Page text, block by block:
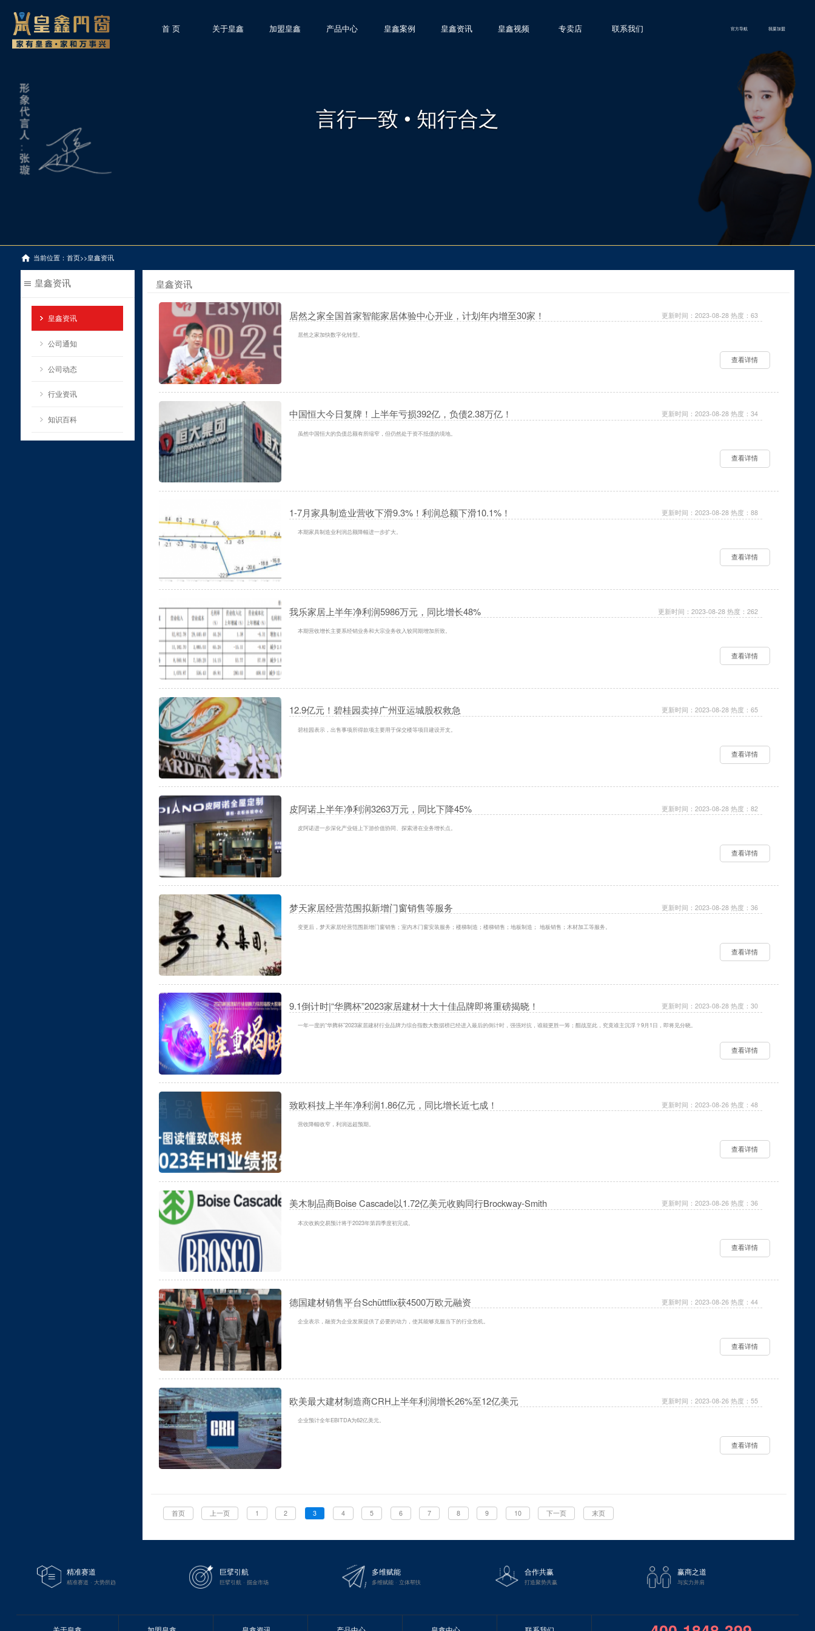
首 页 关于皇鑫 加盟皇鑫 产品中心 皇鑫案例 皇鑫资讯 皇鑫视频 专卖店 联系我们 官方导航 我要加盟
言行一致 • 知行合之
当前位置： 首页>>皇鑫资讯
皇鑫资讯
皇鑫资讯
公司通知
公司动态
行业资讯
知识百科
皇鑫资讯
居然之家全国首家智能家居体验中心开业，计划年内增至30家！ 更新时间：2023-08-28 热度：63
居然之家加快数字化转型。
查看详情
中国恒大今日复牌！上半年亏损392亿，负债2.38万亿！ 更新时间：2023-08-28 热度：34
虽然中国恒大的负债总额有所缩窄，但仍然处于资不抵债的境地。
查看详情
1-7月家具制造业营收下滑9.3%！利润总额下滑10.1%！ 更新时间：2023-08-28 热度：88
本期家具制造业利润总额降幅进一步扩大。
查看详情
我乐家居上半年净利润5986万元，同比增长48% 更新时间：2023-08-28 热度：262
本期营收增长主要系经销业务和大宗业务收入较同期增加所致。
查看详情
12.9亿元！碧桂园卖掉广州亚运城股权救急 更新时间：2023-08-28 热度：65
碧桂园表示，出售事项所得款项主要用于保交楼等项目建设开支。
查看详情
皮阿诺上半年净利润3263万元，同比下降45% 更新时间：2023-08-28 热度：82
皮阿诺进一步深化产业链上下游价值协同、探索潜在业务增长点。
查看详情
梦天家居经营范围拟新增门窗销售等服务 更新时间：2023-08-28 热度：36
变更后，梦天家居经营范围新增门窗销售；室内木门窗安装服务；楼梯制造；楼梯销售；地板制造； 地板销售；木材加工等服务。
查看详情
9.1倒计时|“华腾杯”2023家居建材十大十佳品牌即将重磅揭晓！ 更新时间：2023-08-28 热度：30
一年一度的“华腾杯”2023家居建材行业品牌力综合指数大数据榜已经进入最后的倒计时，强强对抗，谁能更胜一筹；酣战至此，究竟谁主沉浮？9月1日，即将见分晓。
查看详情
致欧科技上半年净利润1.86亿元，同比增长近七成！ 更新时间：2023-08-26 热度：48
营收降幅收窄，利润远超预期。
查看详情
美木制品商Boise Cascade以1.72亿美元收购同行Brockway-Smith 更新时间：2023-08-26 热度：36
本次收购交易预计将于2023年第四季度初完成。
查看详情
德国建材销售平台Schüttflix获4500万欧元融资 更新时间：2023-08-26 热度：44
企业表示，融资为企业发展提供了必要的动力，使其能够克服当下的行业危机。
查看详情
欧美最大建材制造商CRH上半年利润增长26%至12亿美元 更新时间：2023-08-26 热度：55
企业预计全年EBITDA为62亿美元。
查看详情
首页 上一页 1 2 3 4 5 6 7 8 9 10 下一页 末页
精准赛道
精准赛道 · 大势所趋
巨擘引航
巨擘引航 · 掘金市场
多维赋能
多维赋能 · 立体帮扶
合作共赢
打造聚势共赢
赢商之道
与实力并肩